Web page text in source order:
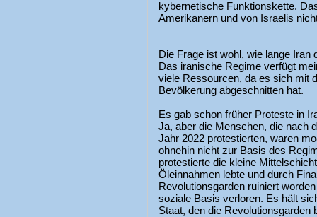
kybernetische Funktionskette.
Amerikanern und von Israelis
Die Frage ist wohl, wie lange Iran
Das iranische Regime verfügt
viele Ressourcen, da es sich mit
Bevölkerung abgeschnitten hat.
Es gab schon früher Proteste in
Ja, aber die Menschen, die nach
Jahr 2022 protestierten, waren
ohnehin nicht zur Basis des
protestierte die kleine
Öleinnahmen lebte und durch
Revolutionsgarden ruiniert
soziale Basis verloren. Es hält
Staat, den die Revolutionsgarden